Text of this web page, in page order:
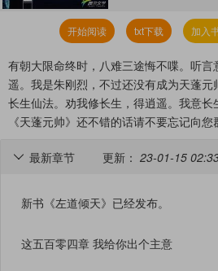
开始阅读 txt下载 加入
有朝大限命终时，八难三途悔不喋。听言
遥。我是朱刚烈，不过还没有成为天蓬
长生仙法。劝我修长生，得逍遥。我意
《天蓬元帅》还不错的话请不要忘记向
最新章节 更新： 23-01-15

新书《左道倾天》已经发布。
这五百零四章 我给你出个主意